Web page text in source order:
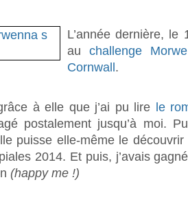
L’année dernière, le
au challenge
Cornwall .
à elle que j’ai pu lire le
postalement jusqu’à moi.
puisse elle-même le
2014. Et puis, j’avais
(happy me !)